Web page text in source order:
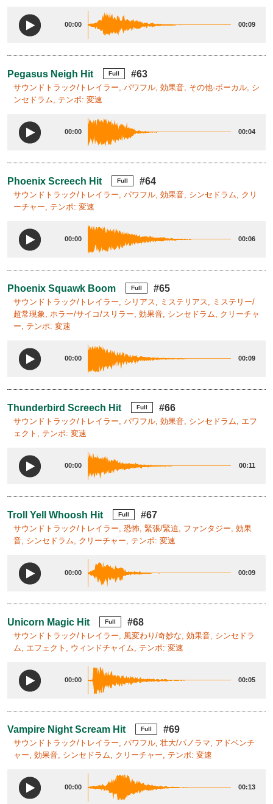
00:00 00:09
Pegasus Neigh Hit Full #63
サウンドトラック/トレイラー, パワフル, 効果音, その他-ボーカル, シ
ンセドラム, テンポ: 変速
00:00 00:04
Phoenix Screech Hit Full #64
サウンドトラック/トレイラー, パワフル, 効果音, シンセドラム, クリ
ーチャー, テンポ: 変速
00:00 00:06
Phoenix Squawk Boom Full #65
サウンドトラック/トレイラー, シリアス, ミステリアス, ミステリー/
超常現象, ホラー/サイコ/スリラー, 効果音, シンセドラム, クリーチャ
ー, テンポ: 変速
00:00 00:09
Thunderbird Screech Hit Full #66
サウンドトラック/トレイラー, パワフル, 効果音, シンセドラム, エフ
ェクト, テンポ: 変速
00:00 00:11
Troll Yell Whoosh Hit Full #67
サウンドトラック/トレイラー, 恐怖, 緊張/緊迫, ファンタジー, 効果
音, シンセドラム, クリーチャー, テンポ: 変速
00:00 00:09
Unicorn Magic Hit Full #68
サウンドトラック/トレイラー, 風変わり/奇妙な, 効果音, シンセドラ
ム, エフェクト, ウィンドチャイム, テンポ: 変速
00:00 00:05
Vampire Night Scream Hit Full #69
サウンドトラック/トレイラー, パワフル, 壮大/パノラマ, アドベンチ
ャー, 効果音, シンセドラム, クリーチャー, テンポ: 変速
00:00 00:13